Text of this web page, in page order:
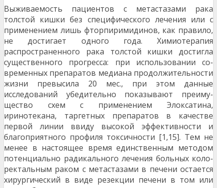
Выживаемость пациентов с метастазами рака
толстой кишки без специфического лечения или с
применением лишь фторпиримидинов, как правило,
не достигает одного года. Химиотерапия
распространенного рака толстой кишки достигла
существенного прогресса: при использовании со­
временных препаратов медиана продолжитель­ности
жизни превысила 20 мес., при этом данные
исследований убедительно показывают преиму­
щество схем с применением Элоксатина,
иринотекана, таргетных препаратов в качестве
первой линии ввиду высокой эффективности и
благопри­ятного профиля токсичности [1,15]. Тем не
менее в настоящее время единственным методом
по­тенциально радикального лечения больных коло­
ректальным раком с метастазами в печени оста­ется
хирургический в виде резекции печени в том или